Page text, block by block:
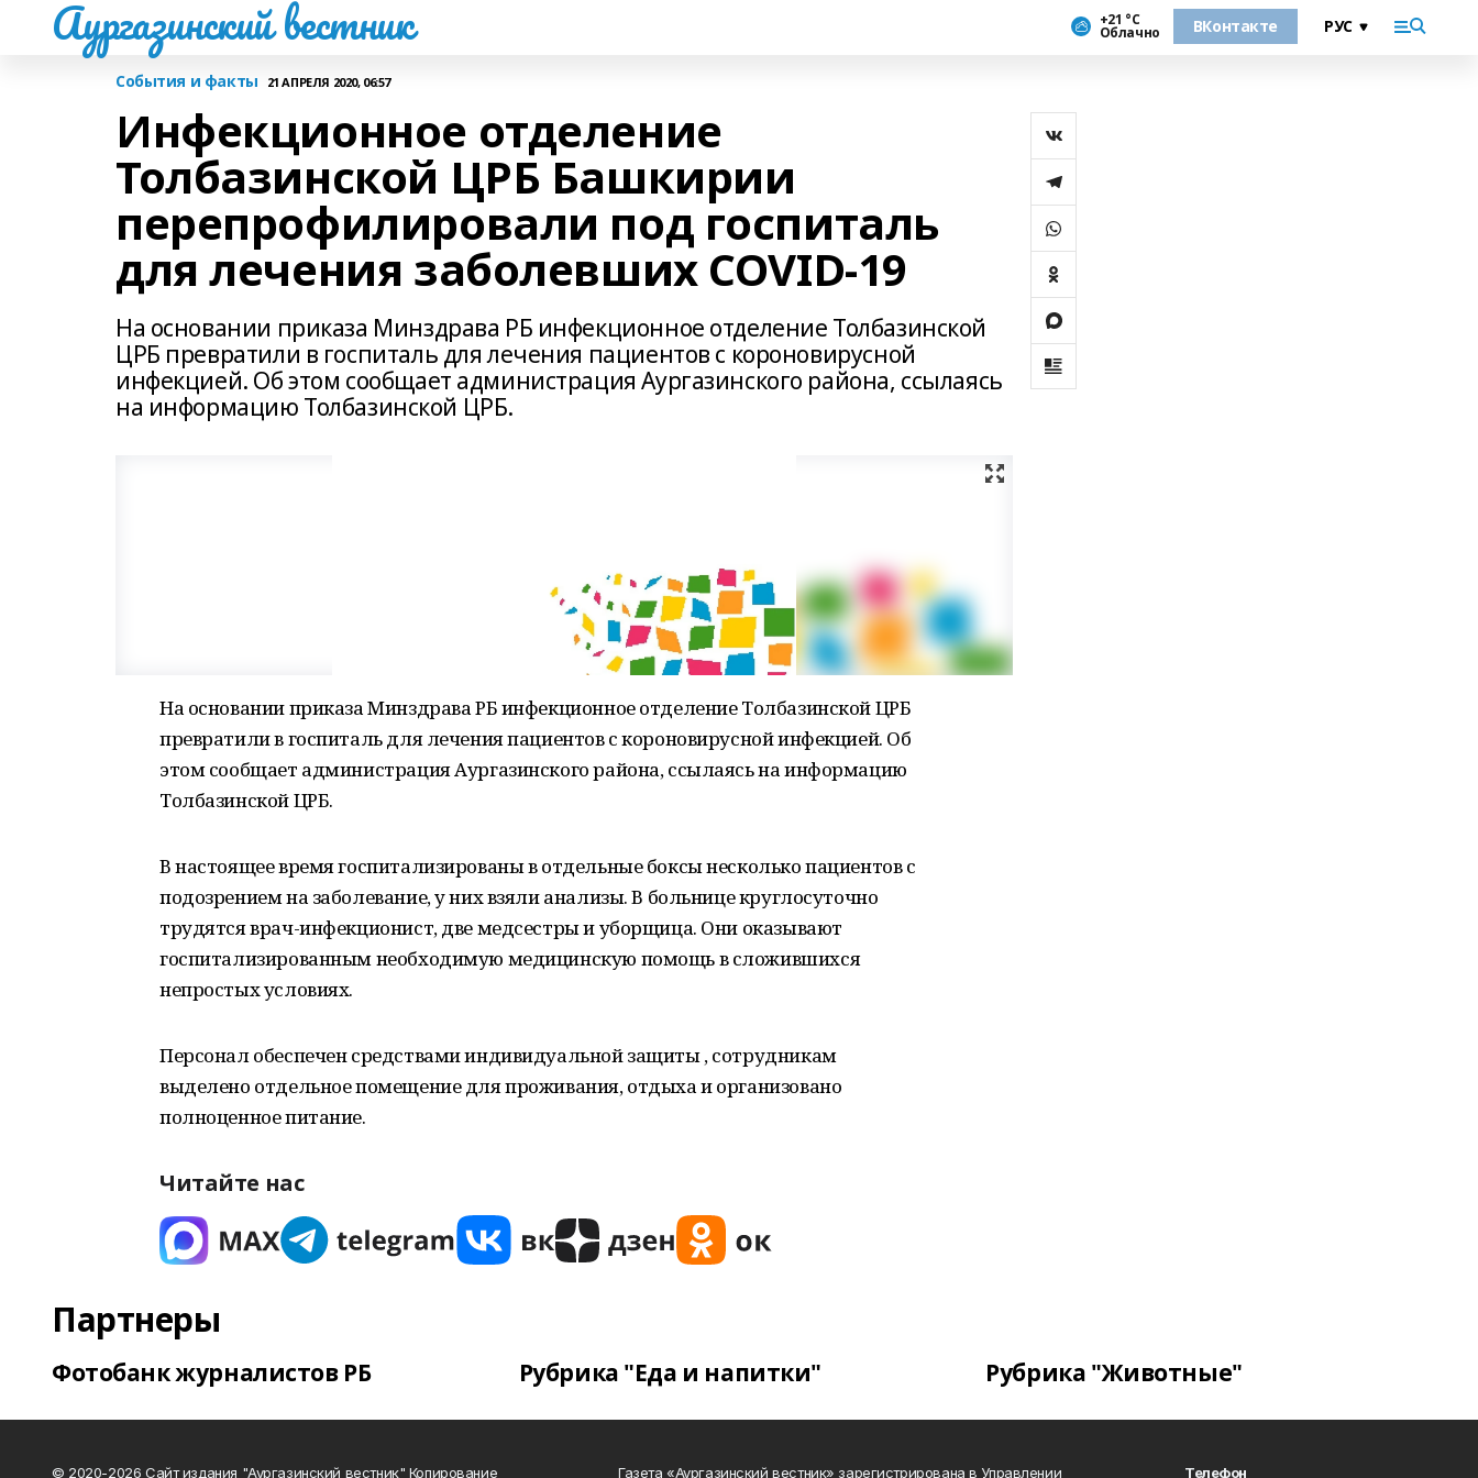
Аургазинский вестник +21 °С
Облачно ВКонтакте
События и факты 21 АПРЕЛЯ 2020, 06:57
Инфекционное отделение
Толбазинской ЦРБ Башкирии
перепрофилировали под госпиталь
для лечения заболевших COVID-19
На основании приказа Минздрава РБ инфекционное отделение Толбазинской
ЦРБ превратили в госпиталь для лечения пациентов с короновирусной
инфекцией. Об этом сообщает администрация Аургазинского района, ссылаясь
на информацию Толбазинской ЦРБ.
На основании приказа Минздрава РБ инфекционное отделение Толбазинской ЦРБ
превратили в госпиталь для лечения пациентов с короновирусной инфекцией. Об
этом сообщает администрация Аургазинского района, ссылаясь на информацию
Толбазинской ЦРБ.
В настоящее время госпитализированы в отдельные боксы несколько пациентов с
подозрением на заболевание, у них взяли анализы. В больнице круглосуточно
трудятся врач-инфекционист, две медсестры и уборщица. Они оказывают
госпитализированным необходимую медицинскую помощь в сложившихся
непростых условиях.
Персонал обеспечен средствами индивидуальной защиты , сотрудникам
выделено отдельное помещение для проживания, отдыха и организовано
полноценное питание.
Читайте нас
Партнеры
Фотобанк журналистов РБ Рубрика "Еда и напитки" Рубрика "Животные"
© 2020-2026 Сайт издания "Аургазинский вестник" Копирование Газета «Аургазинский вестник» зарегистрирована в Управлении Телефон